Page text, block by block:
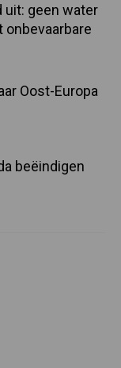
geen water
onbevaarbare
Oost-Europa
beëindigen